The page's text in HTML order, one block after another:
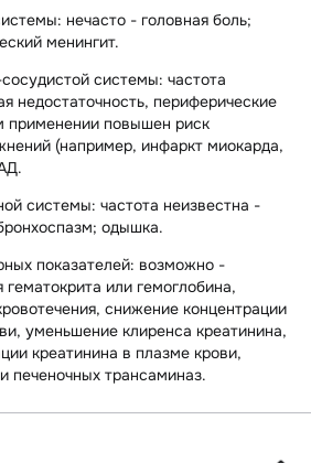
нечасто - головная боль;
менингит.
системы: частота
недостаточность, периферические
применении повышен риск
(например, инфаркт миокарда,
системы: частота неизвестна -
одышка.
показателей: возможно -
или гемоглобина,
снижение концентрации
уменьшение клиренса креатинина,
креатинина в плазме крови,
печеночных трансаминаз.